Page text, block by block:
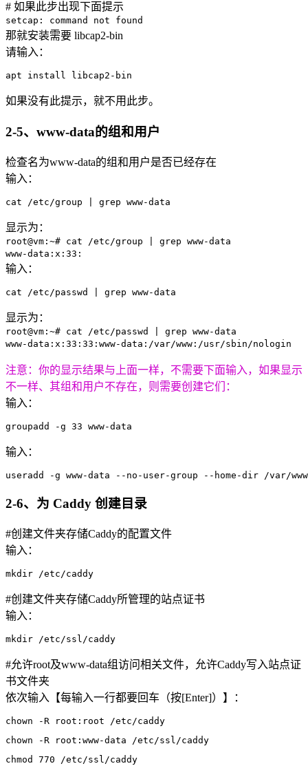
# 如果此步出现下面提示
setcap: command not found
那就安装需要 libcap2-bin
请输入：
apt install libcap2-bin
如果没有此提示，就不用此步。
2-5、www-data的组和用户
检查名为www-data的组和用户是否已经存在
输入：
cat /etc/group | grep www-data
显示为：
root@vm:~# cat /etc/group | grep www-data
www-data:x:33:
输入：
cat /etc/passwd | grep www-data
显示为：
root@vm:~# cat /etc/passwd | grep www-data
www-data:x:33:33:www-data:/var/www:/usr/sbin/nologin
注意：你的显示结果与上面一样，不需要下面输入，如果显示
不一样、其组和用户不存在，则需要创建它们：
输入：
groupadd -g 33 www-data
输入：
useradd -g www-data --no-user-group --home-dir /var/
2-6、为 Caddy 创建目录
#创建文件夹存储Caddy的配置文件
输入：
mkdir /etc/caddy
#创建文件夹存储Caddy所管理的站点证书
输入：
mkdir /etc/ssl/caddy
#允许root及www-data组访问相关文件，允许Caddy写入站点证
书文件夹
依次输入【每输入一行都要回车（按[Enter]）】：
chown -R root:root /etc/caddy
chown -R root:www-data /etc/ssl/caddy
chmod 770 /etc/ssl/caddy